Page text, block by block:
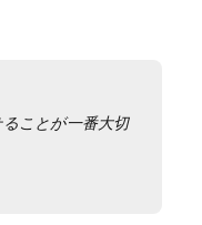
ことが一番大切